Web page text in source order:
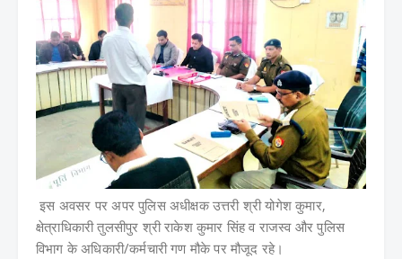
इस अवसर पर अपर पुलिस अधीक्षक उत्तरी श्री योगेश कुमार,
क्षेत्राधिकारी तुलसीपुर श्री राकेश कुमार सिंह व राजस्व और पुलिस
विभाग के अधिकारी/कर्मचारी गण मौके पर मौजूद रहे।